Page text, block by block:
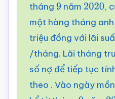
tháng 9 năm 2020,
một hàng tháng
triệu đồng với lãi
/tháng. Lãi tháng
số nợ để tiếp tục
theo . Vào ngày